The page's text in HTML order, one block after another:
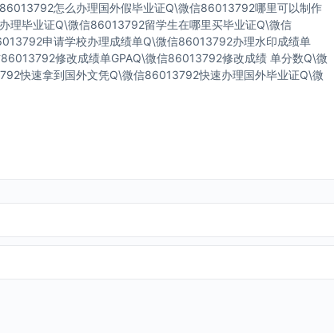
怎么办理国外假毕业证Q\微信86013792哪里可以制作
理毕业证Q\微信86013792留学生在哪里买毕业证Q\微信
申请学校办理成绩单Q\微信86013792办理水印成绩单
修改成绩单GPAQ\微信86013792修改成绩 单分数Q\微
快速拿到国外文凭Q\微信86013792快速办理国外毕业证Q\微